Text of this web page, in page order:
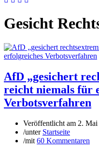
Gesicht
AfD „gesichert
reicht niemals für
Verbotsverfahren
Veröffentlicht am 2. Mai
/unter Startseite
/mit 60 Kommentaren